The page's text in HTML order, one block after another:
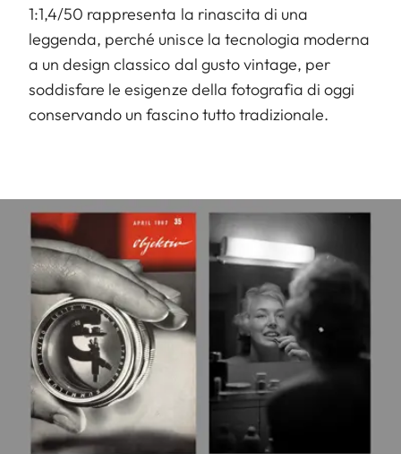
1:1,4/50 rappresenta la rinascita di una
leggenda, perché unisce la tecnologia moderna
a un design classico dal gusto vintage, per
soddisfare le esigenze della fotografia di oggi
conservando un fascino tutto tradizionale.